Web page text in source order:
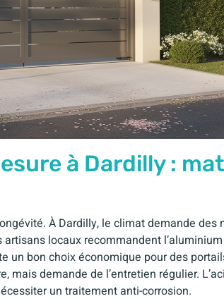
à Dardilly :
À Dardilly, le climat demande des
locaux recommandent
un bon choix économique pour des
mais demande de l’entretien régulier.
un traitement anti-corrosion.